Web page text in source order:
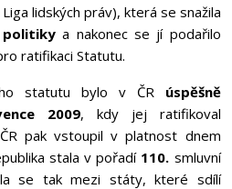
lidských práv), která se snažila
a nakonec se jí podařilo
ratifikaci Statutu.
statutu bylo v ČR úspěšně
2009, kdy jej ratifikoval
pak vstoupil v platnost dnem
stala v pořadí 110. smluvní
se tak mezi státy, které sdílí